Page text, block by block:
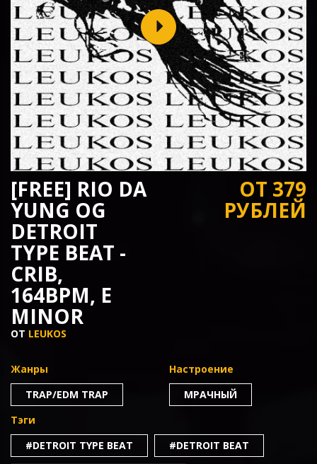
[FREE] RIO DA
YUNG OG
DETROIT
TYPE BEAT -
CRIB,
164BPM, E
MINOR
ОТ LEUKOS
ОТ 379
РУБЛЕЙ
Жанры
TRAP/EDM TRAP
Настроение
МРАЧНЫЙ
Тэги
#DETROIT TYPE BEAT
#DETROIT BEAT